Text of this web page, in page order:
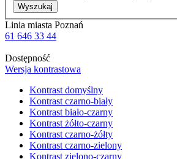
Wyszukaj
Linia miasta Poznań
61 646 33 44
Dostępność
Wersja kontrastowa
Kontrast domyślny
Kontrast czarno-biały
Kontrast biało-czarny
Kontrast żółto-czarny
Kontrast czarno-żółty
Kontrast czarno-zielony
Kontrast zielono-czarny